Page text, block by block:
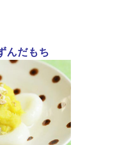
んだもち